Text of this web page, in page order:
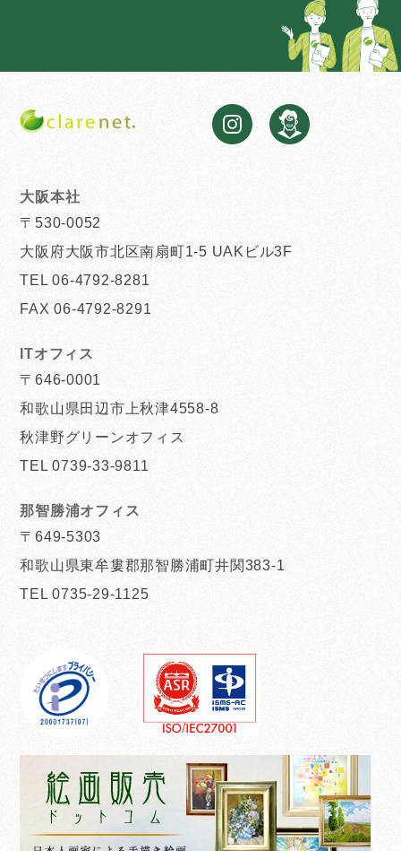
大阪本社
〒530-0052
大阪府大阪市北区南扇町1-5 UAKビル3F
TEL 06-4792-8281
FAX 06-4792-8291
ITオフィス
〒646-0001
和歌山県田辺市上秋津4558-8
秋津野グリーンオフィス
TEL 0739-33-9811
那智勝浦オフィス
〒649-5303
和歌山県東牟婁郡那智勝浦町井関383-1
TEL 0735-29-1125